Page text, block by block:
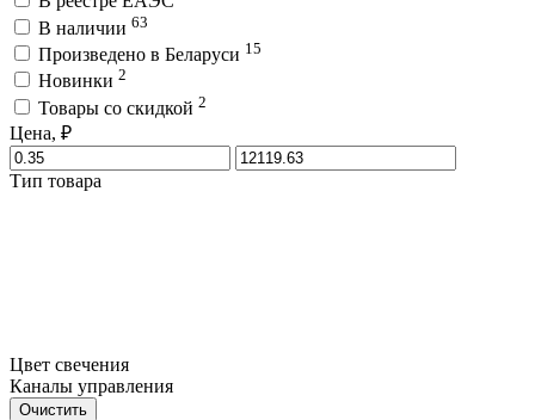
В наличии 63
Произведено в Беларуси 15
Новинки 2
Товары со скидкой 2
Цена, ₽
Тип товара
Цвет свечения
Каналы управления
Очистить